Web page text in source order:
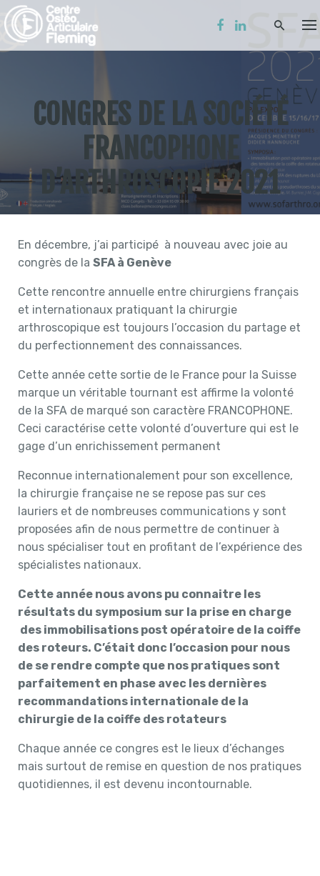
k
e
n
t
CONGRES DE LA SOCIÉTÉ
FRANCOPHONE
D’ARTHROSCOPIE 2021
En décembre, j’ai participé à nouveau avec joie au
congrès de la SFA à Genève
Cette rencontre annuelle entre chirurgiens français
et internationaux pratiquant la chirurgie
arthroscopique est toujours l’occasion du partage et
du perfectionnement des connaissances.
Cette année cette sortie de le France pour la Suisse
marque un véritable tournant est affirme la volonté
de la SFA de marqué son caractère FRANCOPHONE.
Ceci caractérise cette volonté d’ouverture qui est le
gage d’un enrichissement permanent
Reconnue internationalement pour son excellence,
la chirurgie française ne se repose pas sur ces
lauriers et de nombreuses communications y sont
proposées afin de nous permettre de continuer à
nous spécialiser tout en profitant de l’expérience des
spécialistes nationaux.
Cette année nous avons pu connaitre les
résultats du symposium sur la prise en charge
des immobilisations post opératoire de la coiffe
des roteurs. C’était donc l’occasion pour nous
de se rendre compte que nos pratiques sont
parfaitement en phase avec les dernières
recommandations internationale de la
chirurgie de la coiffe des rotateurs
Chaque année ce congres est le lieux d’échanges
mais surtout de remise en question de nos pratiques
quotidiennes, il est devenu incontournable.